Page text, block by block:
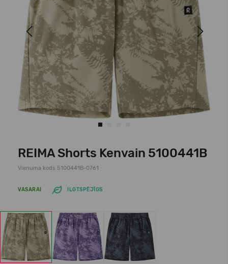
Previous Next
REIMA Shorts Kenvain 5100441B
Vienuma kods 5100441B-0761
VASARAI ILGTSPĒJĪGS